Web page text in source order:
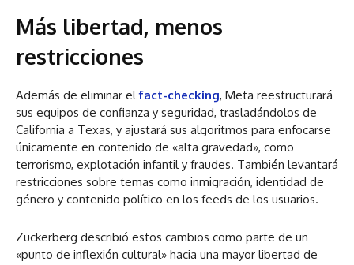
Más libertad, menos
restricciones
Además de eliminar elfact-checking, Meta reestructurará
sus equipos de confianza y seguridad, trasladándolos de
California a Texas, y ajustará sus algoritmos para enfocarse
únicamente en contenido de «alta gravedad», como
terrorismo, explotación infantil y fraudes. También levantará
restricciones sobre temas como inmigración, identidad de
género y contenido político en los feeds de los usuarios.
Zuckerberg describió estos cambios como parte de un
«punto de inflexión cultural» hacia una mayor libertad de